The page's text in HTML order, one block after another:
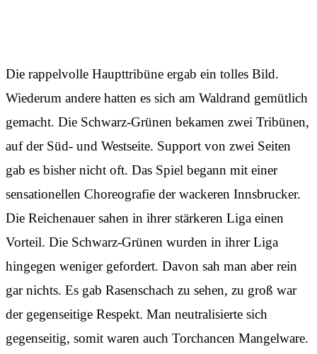
Die rappelvolle Haupttribüne ergab ein tolles Bild.
Wiederum andere hatten es sich am Waldrand gemütlich
gemacht. Die Schwarz-Grünen bekamen zwei Tribünen,
auf der Süd- und Westseite. Support von zwei Seiten
gab es bisher nicht oft. Das Spiel begann mit einer
sensationellen Choreografie der wackeren Innsbrucker.
Die Reichenauer sahen in ihrer stärkeren Liga einen
Vorteil. Die Schwarz-Grünen wurden in ihrer Liga
hingegen weniger gefordert. Davon sah man aber rein
gar nichts. Es gab Rasenschach zu sehen, zu groß war
der gegenseitige Respekt. Man neutralisierte sich
gegenseitig, somit waren auch Torchancen Mangelware.